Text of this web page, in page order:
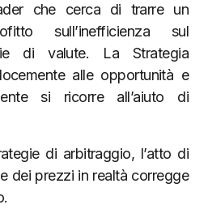
che cerca di trarre un
sull’inefficienza sul
di valute. La Strategia
alle opportunità e
si ricorre all’aiuto di
di arbitraggio, l’atto di
dei prezzi in realtà corregge